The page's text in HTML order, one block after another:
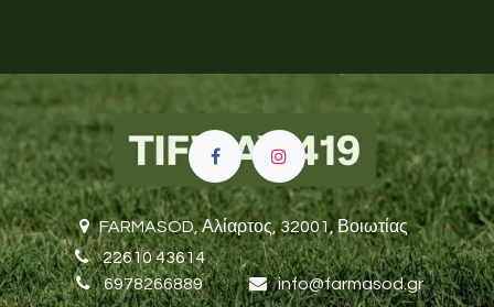
FARMASOD,Αλίαρτος, 32001, Βοιωτίας
22610 43614
6978266889
info@farmasod.gr